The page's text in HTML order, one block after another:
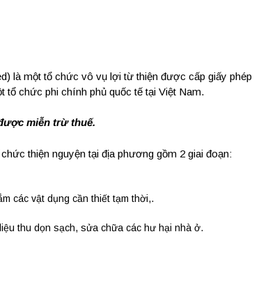
là một tổ chức vô vụ lợi từ thiện được cấp giấy phép
chức phi chính phủ quốc tế tại Việt Nam.
c miễn trừthuế.
thiện nguyện tại địa phương gồm 2 giai đoạn:
các vật dụng cần thiết tạm thời,.
thu dọn sạch, sửa chữa các hư hại nhà ở.